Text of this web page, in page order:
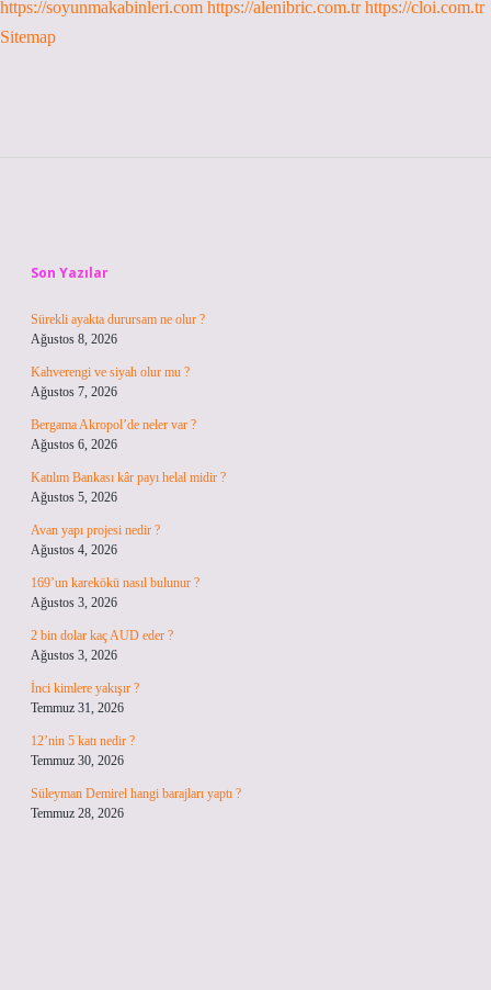
https://soyunmakabinleri.com https://alenibric.com.tr https://cloi.com.tr
Sitemap
Son Yazılar
Sürekli ayakta durursam ne olur ?
Ağustos 8, 2026
Kahverengi ve siyah olur mu ?
Ağustos 7, 2026
Bergama Akropol’de neler var ?
Ağustos 6, 2026
Katılım Bankası kâr payı helal midir ?
Ağustos 5, 2026
Avan yapı projesi nedir ?
Ağustos 4, 2026
169’un karekökü nasıl bulunur ?
Ağustos 3, 2026
2 bin dolar kaç AUD eder ?
Ağustos 3, 2026
İnci kimlere yakışır ?
Temmuz 31, 2026
12’nin 5 katı nedir ?
Temmuz 30, 2026
Süleyman Demirel hangi barajları yaptı ?
Temmuz 28, 2026